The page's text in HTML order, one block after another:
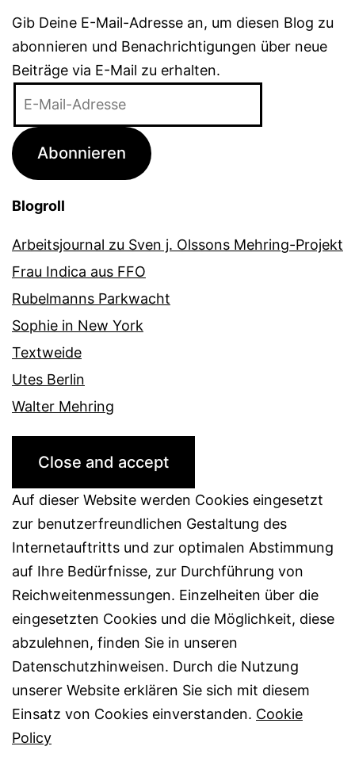
Gib Deine E-Mail-Adresse an, um diesen Blog zu
abonnieren und Benachrichtigungen über neue
Beiträge via E-Mail zu erhalten.
Adresse
Abonnieren
Blogroll
Arbeitsjournal zu Sven j. Olssons Mehring-Projekt
Frau Indica aus FFO
Rubelmanns Parkwacht
Sophie in New York
Textweide
Utes Berlin
Walter Mehring
Auf dieser Website werden Cookies eingesetzt
zur benutzerfreundlichen Gestaltung des
Internetauftritts und zur optimalen Abstimmung
auf Ihre Bedürfnisse, zur Durchführung von
Reichweitenmessungen. Einzelheiten über die
eingesetzten Cookies und die Möglichkeit, diese
abzulehnen, finden Sie in unseren
Datenschutzhinweisen. Durch die Nutzung
unserer Website erklären Sie sich mit diesem
Einsatz von Cookies einverstanden. Cookie
Policy